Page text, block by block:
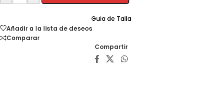
Guia de Talla
Añadir a la lista de deseos
Comparar
Compartir